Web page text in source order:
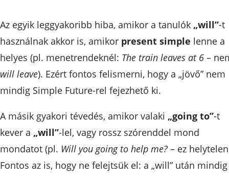
Az egyik leggyakoribb hiba, amikor a tanulók „will”-t
használnak akkor is, amikor present simple lenne a
helyes (pl. menetrendeknél: The train leaves at 6 –
will leave). Ezért fontos felismerni, hogy a „jövő” nem
mindig Simple Future-rel fejezhető ki.
A másik gyakori tévedés, amikor valaki „going to”-t
kever a „will”-lel, vagy rossz szórenddel mond
mondatot (pl. Will you going to help me? – ez
Fontos az is, hogy ne felejtsük el: a „will” után mindig